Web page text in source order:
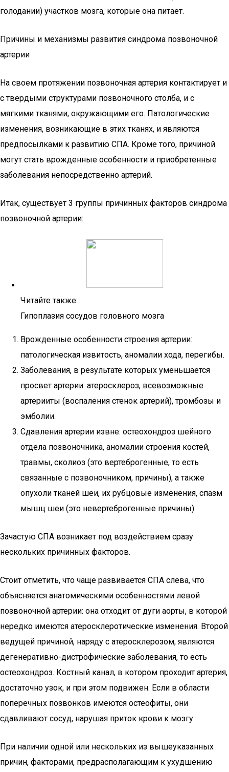
голодании) участков мозга, которые она питает.
Причины и механизмы развития синдрома позвоночной
артерии
На своем протяжении позвоночная артерия контактирует и
с твердыми структурами позвоночного столба, и с
мягкими тканями, окружающими его. Патологические
изменения, возникающие в этих тканях, и являются
предпосылками к развитию СПА. Кроме того, причиной
могут стать врожденные особенности и приобретенные
заболевания непосредственно артерий.
Итак, существует 3 группы причинных факторов синдрома
позвоночной артерии:
Читайте также:
Гипоплазия сосудов головного мозга
Врожденные особенности строения артерии:
патологическая извитость, аномалии хода, перегибы.
Заболевания, в результате которых уменьшается
просвет артерии: атеросклероз, всевозможные
артерииты (воспаления стенок артерий), тромбозы и
эмболии.
Сдавления артерии извне: остеохондроз шейного
отдела позвоночника, аномалии строения костей,
травмы, сколиоз (это вертеброгенные, то есть
связанные с позвоночником, причины), а также
опухоли тканей шеи, их рубцовые изменения, спазм
мышц шеи (это невертеброгенные причины).
Зачастую СПА возникает под воздействием сразу
нескольких причинных факторов.
Стоит отметить, что чаще развивается СПА слева, что
объясняется анатомическими особенностями левой
позвоночной артерии: она отходит от дуги аорты, в которой
нередко имеются атеросклеротические изменения. Второй
ведущей причиной, наряду с атеросклерозом, являются
дегенеративно-дистрофические заболевания, то есть
остеохондроз. Костный канал, в котором проходит артерия,
достаточно узок, и при этом подвижен. Если в области
поперечных позвонков имеются остеофиты, они
сдавливают сосуд, нарушая приток крови к мозгу.
При наличии одной или нескольких из вышеуказанных
причин, факторами, предрасполагающим к ухудшению